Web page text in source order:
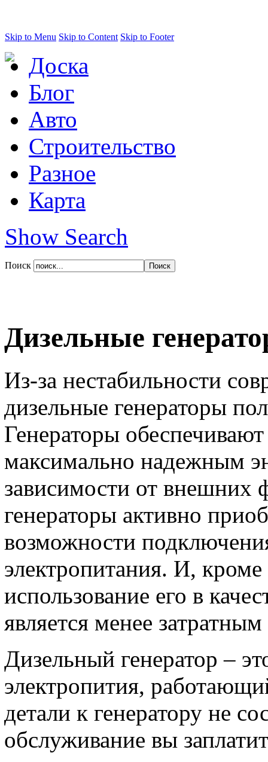
Skip to Menu Skip to Content Skip to Footer
Доска
Блог
Авто
Строительство
Разное
Карта
Show Search
Поиск
Дизельные
Из-за нестабильности
дизельные генераторы
Генераторы
максимально надежным
зависимости от внешних
генераторы активно
возможности
электропитания. И, кроме
использование его в
является менее
Дизельный генератор –
электропития,
детали к генератору не
обслуживание вы